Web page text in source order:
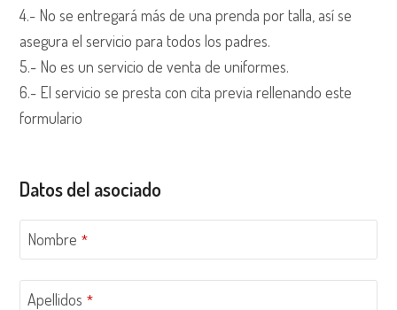
4.- No se entregará más de una prenda por talla, así se
asegura el servicio para todos los padres.
5.- No es un servicio de venta de uniformes.
6.- El servicio se presta con cita previa rellenando este
formulario
Datos del asociado
Nombre *
Apellidos *